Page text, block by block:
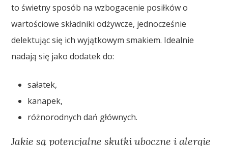
to świetny sposób na wzbogacenie posiłków o
wartościowe składniki odżywcze, jednocześnie
delektując się ich wyjątkowym smakiem. Idealnie
nadają się jako dodatek do:
sałatek,
kanapek,
różnorodnych dań głównych.
Jakie są potencjalne skutki uboczne i alergie